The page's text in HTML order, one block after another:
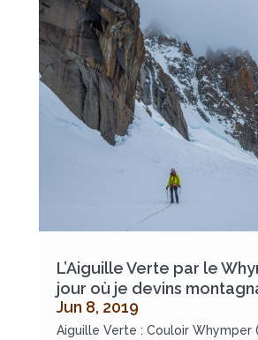
L’Aiguille Verte par le
jour où je devins
Jun 8, 2019
Aiguille Verte : Couloir Whymper